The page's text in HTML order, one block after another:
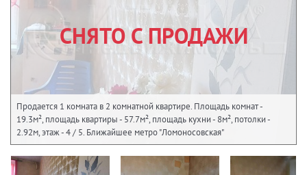
СНЯТО С ПРОДАЖИ
Продается 1 комната в 2 комнатной квартире. Площадь комнат -
19.3м², площадь квартиры - 57.7м², площадь кухни - 8м², потолки -
2.92м, этаж - 4 / 5. Ближайшее метро "Ломоносовская"